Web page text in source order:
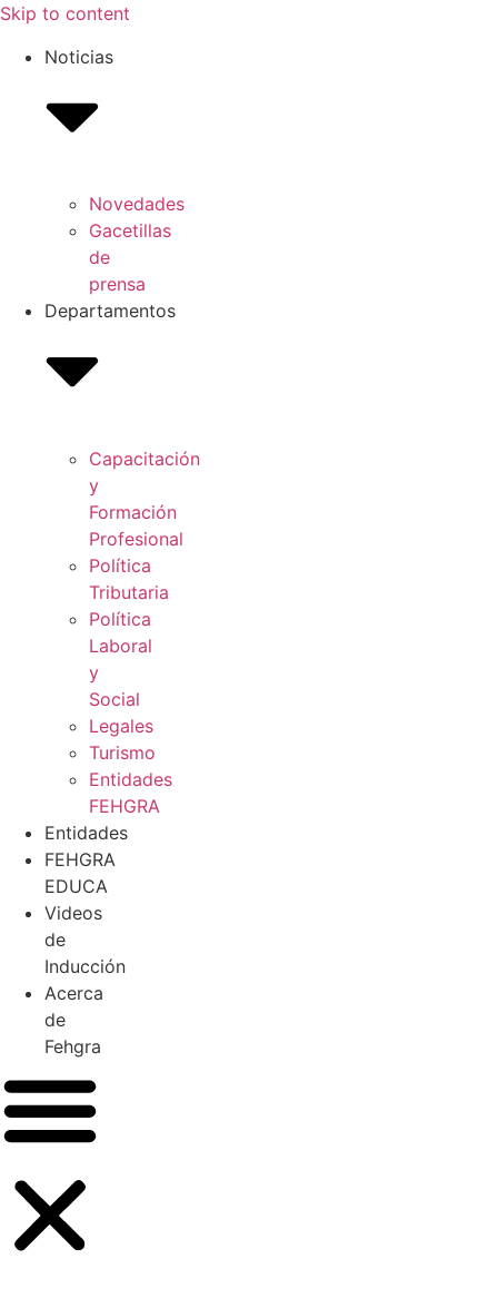
Skip to content
Noticias
Novedades
Gacetillas
de
prensa
Departamentos
Capacitación
y
Formación
Profesional
Política
Tributaria
Política
Laboral
y
Social
Legales
Turismo
Entidades
FEHGRA
Entidades
FEHGRA
EDUCA
Videos
de
Inducción
Acerca
de
Fehgra